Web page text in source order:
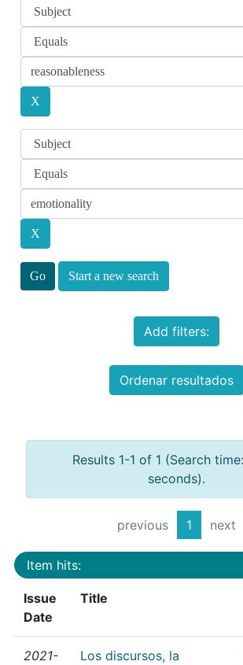
Start a new search
Add filters:
Ordenar resultados
Results 1-1 of 1 (Search
seconds).
previous 1 next
Item hits:
Issue
Date
Title
2021-
Los discursos, la